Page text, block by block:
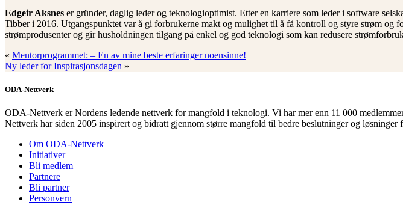
Edgeir Aksnes er gründer, daglig leder og teknologioptimist. Etter en karriere som leder i software
Tibber i 2016. Utgangspunktet var å gi forbrukerne makt og mulighet til å få kontroll og styre strøm og
strømprodusenter og gir husholdningen tilgang på enkel og god teknologi som kan redusere
« Mentorprogrammet: – En av mine beste erfaringer noensinne!
Ny leder for Inspirasjonsdagen »
ODA-Nettverk
ODA-Nettverk er Nordens ledende nettverk for mangfold i teknologi. Vi har mer enn 11 000
Nettverk har siden 2005 inspirert og bidratt gjennom større mangfold til bedre beslutninger og løsninger
Om ODA-Nettverk
Initiativer
Bli medlem
Partnere
Bli partner
Personvern